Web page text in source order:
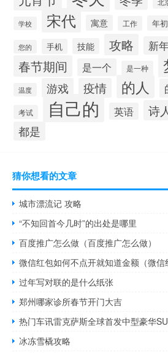
学校 宋代 寓意 工作 年初
您的 手机 技能 攻略 新
春节期间 是一个 是一种
温度 游戏 疫情 的人
考试 自己的 英语 诗
都是
猜你想看的文章
城市漂流记 攻略
“不知回首今几时”的出处是哪里
百度推广怎么做（百度推广怎么做）
过年写对联的是什么纸张
郑州哪家诊所春节开门大吉
热门车讯雷克萨斯全球首发中型豪华
冰冻雪橇攻略